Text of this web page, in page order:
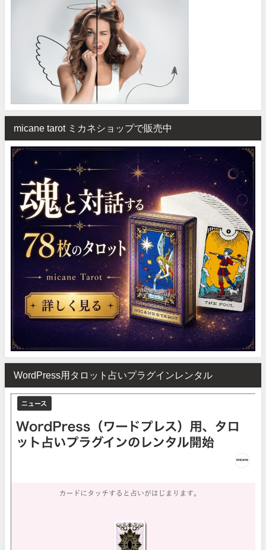
micane tarot ミカネショップで販売中
WordPress用タロット占いプラグインレンタル